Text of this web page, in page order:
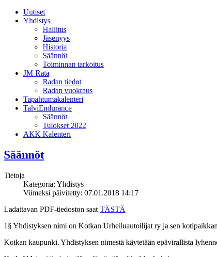
Uutiset
Yhdistys
Hallitus
Jäsenyys
Historia
Säännöt
Toiminnan tarkoitus
JM-Rata
Radan tiedot
Radan vuokraus
Tapahtumakalenteri
TalviEndurance
Säännöt
Tulokset 2022
AKK Kalenteri
Säännöt
Tietoja
Kategoria: Yhdistys
Viimeksi päivitetty: 07.01.2018 14:17
Ladattavan PDF-tiedoston saat TÄSTÄ
1§ Yhdistyksen nimi on Kotkan Urheiluautoilijat ry ja sen
Kotkan kaupunki. Yhdistyksen nimestä käytetään epävirallista